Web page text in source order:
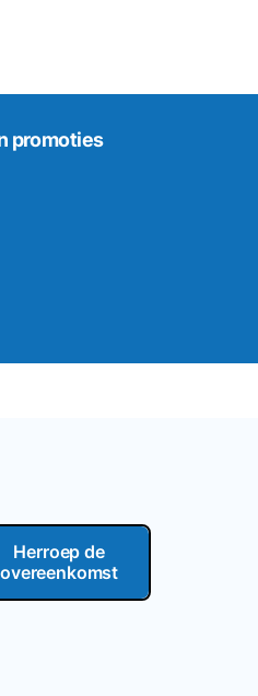
promoties
Herroep de
overeenkomst